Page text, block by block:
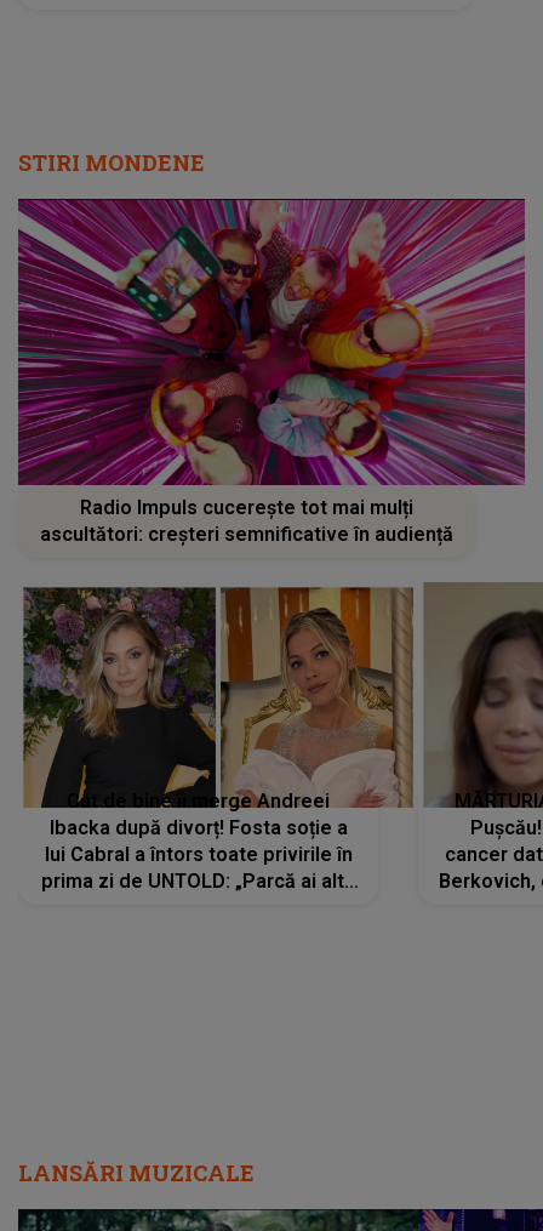
STIRI MONDENE
Radio Impuls cucerește tot mai mulți
ascultători: creșteri semnificative în audiență
Cât de bine îi merge Andreei
Ibacka după divorț! Fosta soție a
lui Cabral a întors toate privirile în
prima zi de UNTOLD: „Parcă ai altă
cancer
Berkovich,
LANSĂRI MUZICALE